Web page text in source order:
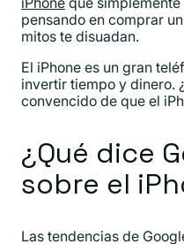
pensando en comprar
mitos te disuadan.
El iPhone es un gran
invertir tiempo y dinero.
convencido de que el
¿Qué dice
sobre el
Las tendencias de